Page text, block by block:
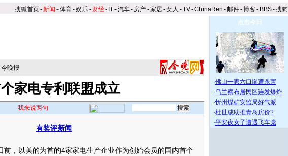
搜狐首页-新闻 -体育-娱乐- 财经- IT-汽车- 房产-家居-女人 -TV-ChinaRen -邮件-博客- BBS-搜狗
今晚报
家电专利联盟成立
我来说两句
有奖评新闻
，以美的为首的4家家电生产企业作为创始会员的国内首个
点击今日
·佛山一家六口惨遭杀害
·乌兰察布居民区连发爆炸
·忻州煤矿安监局好气派
·杜世成助推青岛房价?
·平安夜女子遭遇飞车党